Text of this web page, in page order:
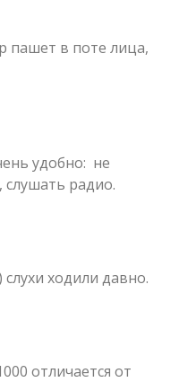
пашет в поте лица,
удобно: не
радио.
ходили давно.
отличается от